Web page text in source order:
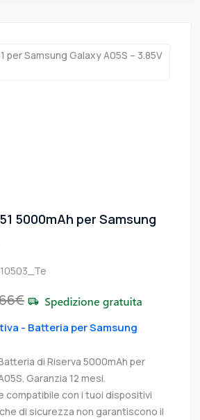
5000mAh per Samsung
- Batteria per Samsung
di Riserva 5000mAh per
Garanzia 12 mesi.
compatibile con i tuoi dispositivi
di sicurezza non garantiscono il